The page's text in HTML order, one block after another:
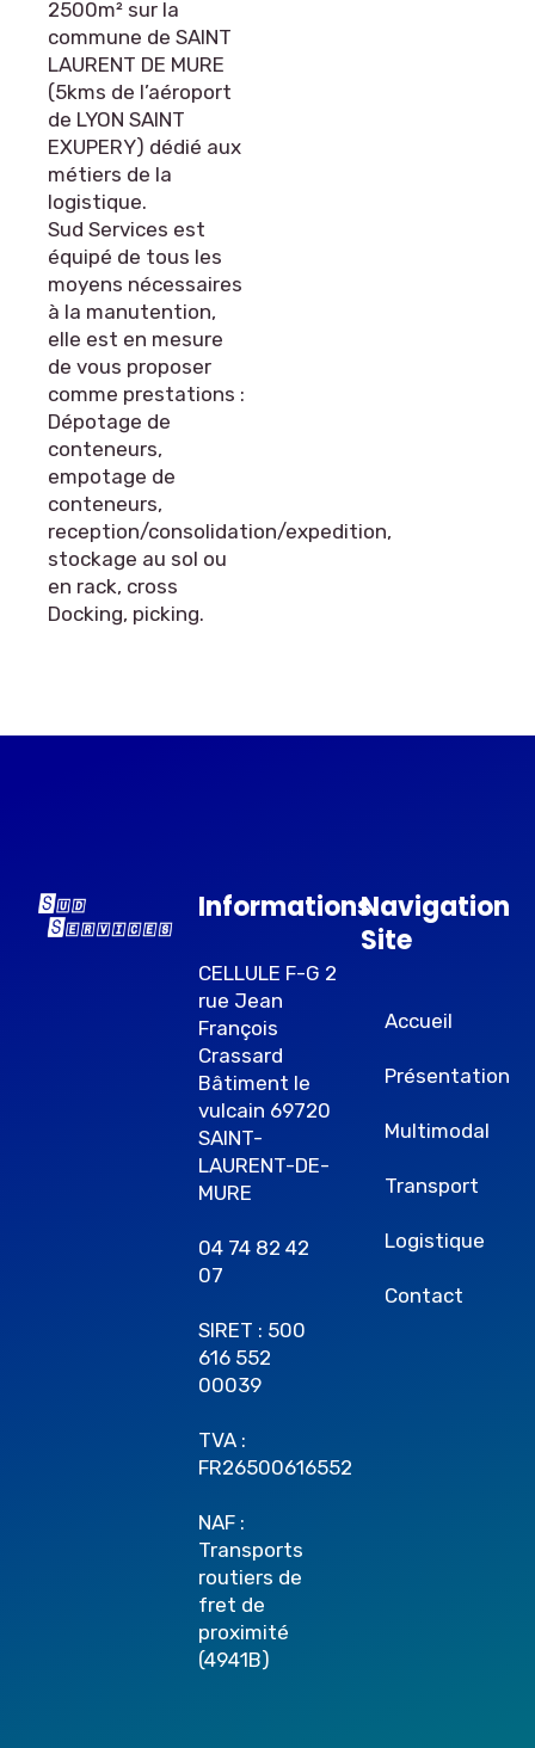
2500m² sur la
commune de SAINT
LAURENT DE MURE
(5kms de l’aéroport
de LYON SAINT
EXUPERY) dédié aux
métiers de la
logistique.
Sud Services est
équipé de tous les
moyens nécessaires
à la manutention,
elle est en mesure
de vous proposer
comme prestations :
Dépotage de
conteneurs,
empotage de
conteneurs,
reception/consolidation/expedition,
stockage au sol ou
en rack, cross
Docking, picking.
Informations
CELLULE F-G 2
rue Jean
François
Crassard
Bâtiment le
vulcain 69720
SAINT-
LAURENT-DE-
MURE
04 74 82 42
07
SIRET : 500
616 552
00039
TVA :
FR26500616552
NAF :
Transports
routiers de
fret de
proximité
(4941B)
Navigation
Site
Accueil
Présentation
Multimodal
Transport
Logistique
Contact